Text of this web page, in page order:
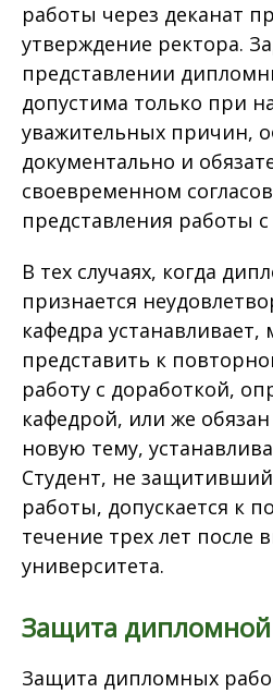
работы через деканат
утверждение ректора.
представлении
допустима только при
уважительных причин,
документально и
своевременном
представления работы
В тех случаях, когда
признается
кафедра устанавливает,
представить к
работу с доработкой,
кафедрой, или же
новую тему,
Студент, не
работы, допускается к
течение трех лет после
университета.
Защита
Защита дипломных